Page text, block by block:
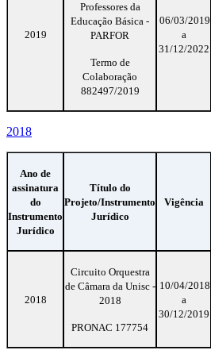
2019
Professores da
Educação Básica -
PARFOR
Termo de
Colaboração
882497/2019
06/03/2019
a
31/12/2022
2018
Ano de
assinatura
do
Instrumento
Jurídico
Título do
Projeto/Instrumento
Jurídico
Vigência
2018
Circuito Orquestra
de Câmara da Unisc -
2018
PRONAC 177754
10/04/2018
a
30/12/2019